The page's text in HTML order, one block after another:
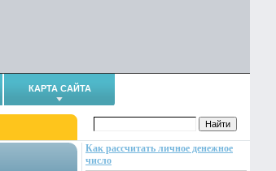
КАРТА САЙТА
Как рассчитать личное денежное
число